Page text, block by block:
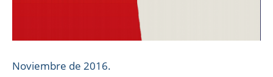
Noviembre de 2016.